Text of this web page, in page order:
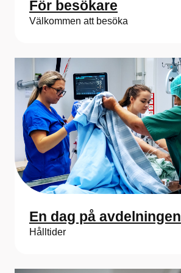
För besökare
Välkommen att besöka
En dag på avdelningen
Hålltider